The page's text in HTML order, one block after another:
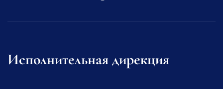
Исполнительная дирекция